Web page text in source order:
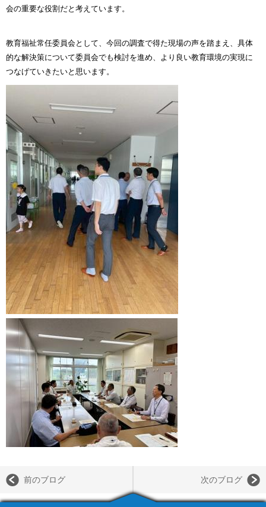
会の重要な役割だと考えています。
教育福祉常任委員会として、今回の調査で得た現場の声を踏まえ、具体
的な解決策について委員会でも検討を進め、より良い教育環境の実現に
つなげていきたいと思います。
前のブログ 次のブログ